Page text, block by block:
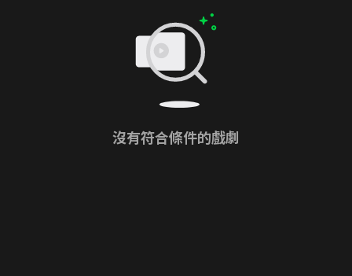
沒有符合條件的戲劇